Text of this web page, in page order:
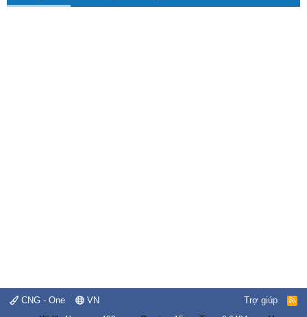
CNG - One VN Trợ giúp
R